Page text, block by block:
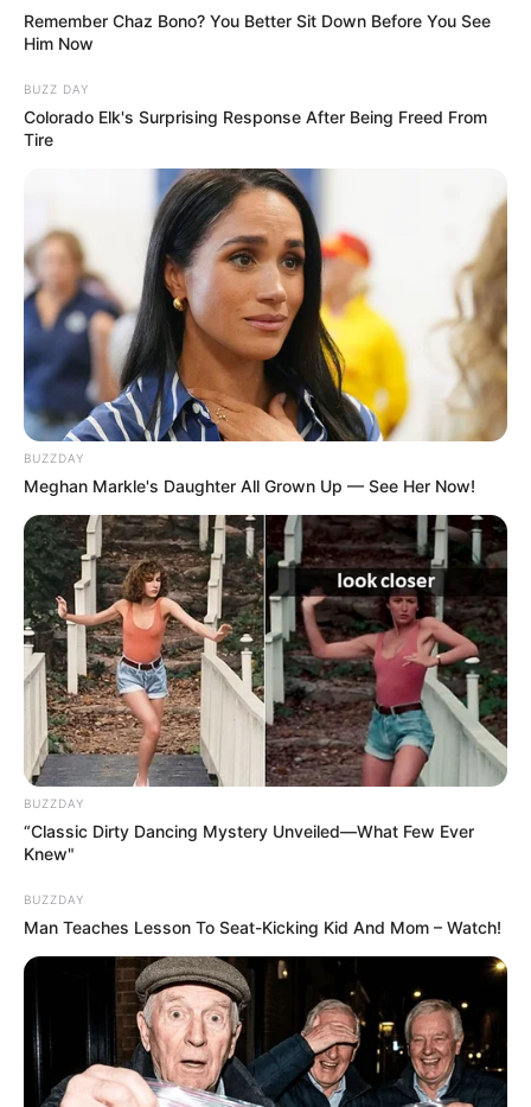
Remember Chaz Bono? You Better Sit Down Before You See
Him Now
BUZZ DAY
Colorado Elk's Surprising Response After Being Freed From
Tire
BUZZDAY
Meghan Markle's Daughter All Grown Up — See Her Now!
BUZZDAY
“Classic Dirty Dancing Mystery Unveiled—What Few Ever
Knew"
BUZZDAY
Man Teaches Lesson To Seat-Kicking Kid And Mom – Watch!